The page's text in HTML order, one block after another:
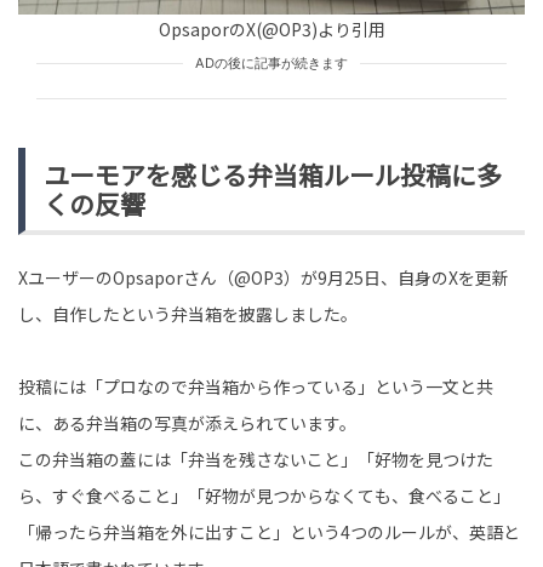
「俺って正直かっこいいだろ？」忘年会で1時間武勇伝を
TREND（トレンド深堀）
STORY
「あなたの実家から通勤すればいいわね」義妹の転職時
tend Editorial Team
OpsaporのX(@OP3)より引用
ADの後に記事が続きます
ユーモアを感じる弁当箱ルール投稿に多
くの反響
XユーザーのOpsaporさん（@OP3）が9月25日、自身のXを更新
し、自作したという弁当箱を披露しました。
投稿には「プロなので弁当箱から作っている」という一文と共
に、ある弁当箱の写真が添えられています。
この弁当箱の蓋には「弁当を残さないこと」「好物を見つけた
ら、すぐ食べること」「好物が見つからなくても、食べること」
「帰ったら弁当箱を外に出すこと」という4つのルールが、英語と